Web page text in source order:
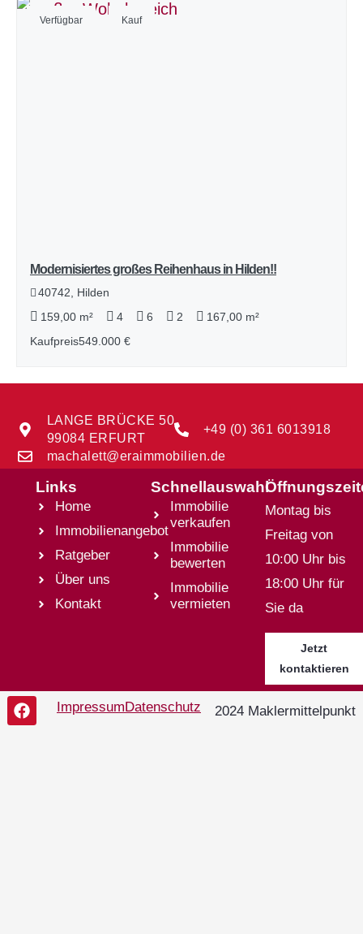
Verfügbar Kauf
Modernisiertes großes Reihenhaus in Hilden!!
40742, Hilden
159,00 m²
4 6 2
167,00 m²
Kaufpreis549.000 €
LANGE BRÜCKE 50
99084 ERFURT
+49 (0) 361 6013918
machalett@eraimmobilien.de
Links
Home
Immobilienangebot
Ratgeber
Über uns
Kontakt
Schnellauswahl
Immobilie
verkaufen
Immobilie
bewerten
Immobilie
vermieten
Montag bis
Freitag von
10:00 Uhr bis
18:00 Uhr für
Sie da
Jetzt
kontaktieren
Impressum Datenschutz 2024 Maklermittelpunkt